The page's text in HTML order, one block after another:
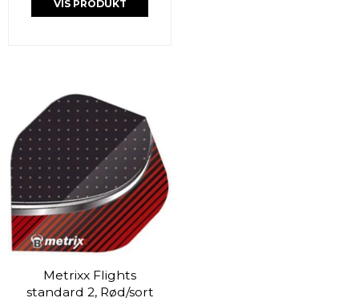
VIS PRODUKT
Metrixx Flights
standard 2, Rød/sort